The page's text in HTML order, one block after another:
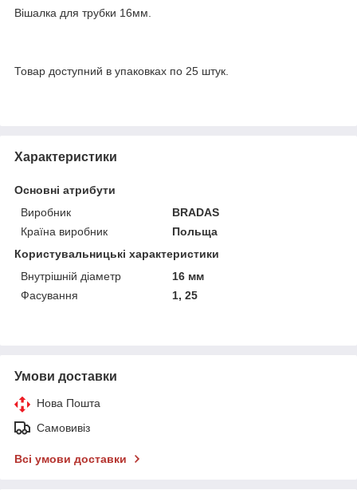
Вішалка для трубки 16мм.
Товар доступний в упаковках по 25 штук.
Характеристики
Основні атрибути
Виробник
BRADAS
Країна виробник
Польща
Користувальницькі характеристики
Внутрішній діаметр
16 мм
Фасування
1, 25
Умови доставки
Нова Пошта
Самовивіз
Всі умови доставки